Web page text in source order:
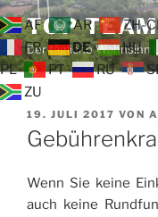
Zum
Inhalt
springen
TOP
Der tägliche Wahnsinn
VERÖFFENTLICHT
AM
19. JULI 2017 VON
Wenn Sie keine
auch keine
AF AR ZH-
FR
DE HU
PL
PT RU
ZU